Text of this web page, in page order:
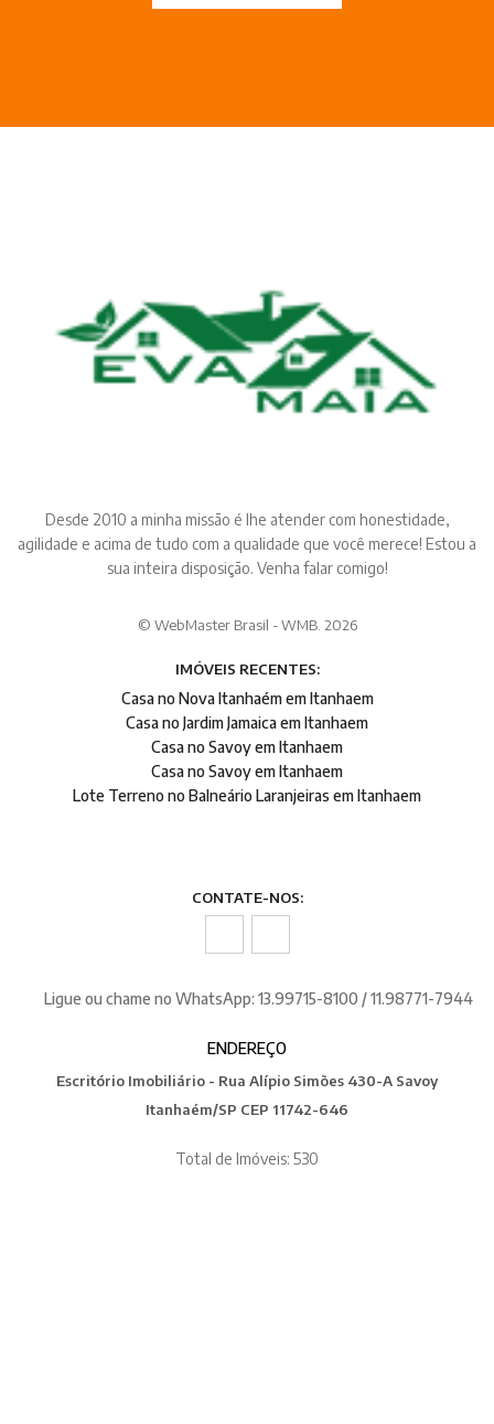
Desde 2010 a minha missão é lhe atender com honestidade,
agilidade e acima de tudo com a qualidade que você merece! Estou a
sua inteira disposição. Venha falar comigo!
© WebMaster Brasil - WMB. 2026
IMÓVEIS RECENTES:
Casa no Nova Itanhaém em Itanhaem
Casa no Jardim Jamaica em Itanhaem
Casa no Savoy em Itanhaem
Casa no Savoy em Itanhaem
Lote Terreno no Balneário Laranjeiras em Itanhaem
CONTATE-NOS:
Ligue ou chame no WhatsApp: 13.99715-8100 / 11.98771-7944
ENDEREÇO
Escritório Imobiliário - Rua Alípio Simões 430-A Savoy
Itanhaém/SP CEP 11742-646
Total de Imóveis: 530